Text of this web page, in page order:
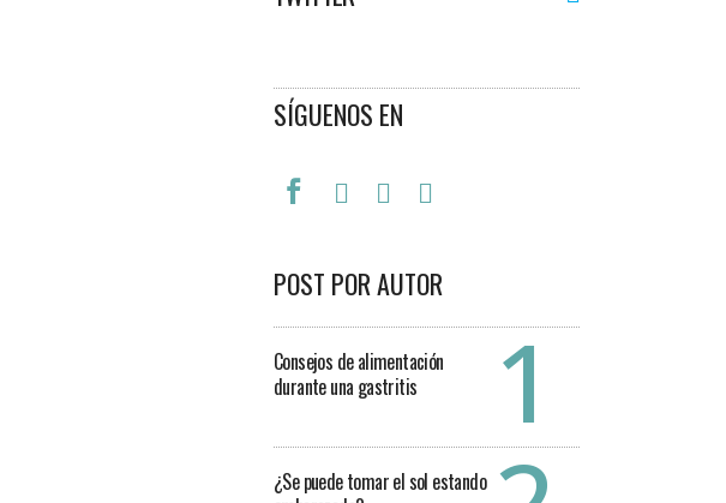
SÍGUENOS EN
POST POR AUTOR
Consejos de alimentación
durante una gastritis
¿Se puede tomar el sol estando